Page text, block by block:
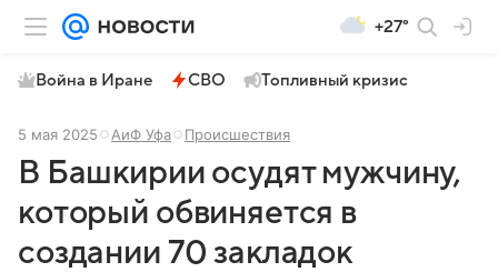
+27°
Война в Иране СВО Топливный кризис
5 мая 2025 АиФ Уфа Происшествия
В Башкирии осудят мужчину,
который обвиняется в
создании 70 закладок